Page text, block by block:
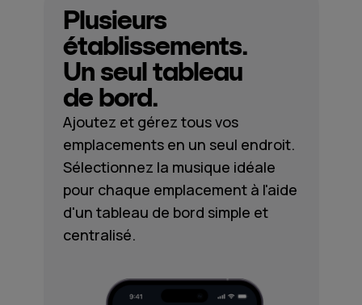
Plusieurs
établissements.
Un seul tableau
de bord.
Ajoutez et gérez tous vos
emplacements en un seul endroit.
Sélectionnez la musique idéale
pour chaque emplacement à l'aide
d'un tableau de bord simple et
centralisé.